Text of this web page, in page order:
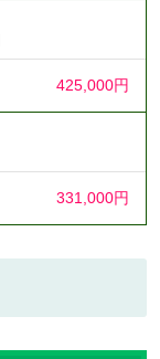
425,000円
331,000円